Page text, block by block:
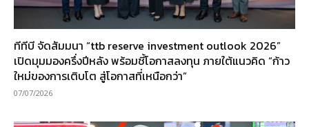
ทีทีบี จัดสัมมนา “ttb reserve investment outlook 2026”
เปิดมุมมองครึ่งปีหลัง พร้อมชี้โอกาสลงทุน ภายใต้แนวคิด “ก้าว
ใหม่ของการเติบโต สู่โอกาสที่เหนือกว่า”
07/07/2026